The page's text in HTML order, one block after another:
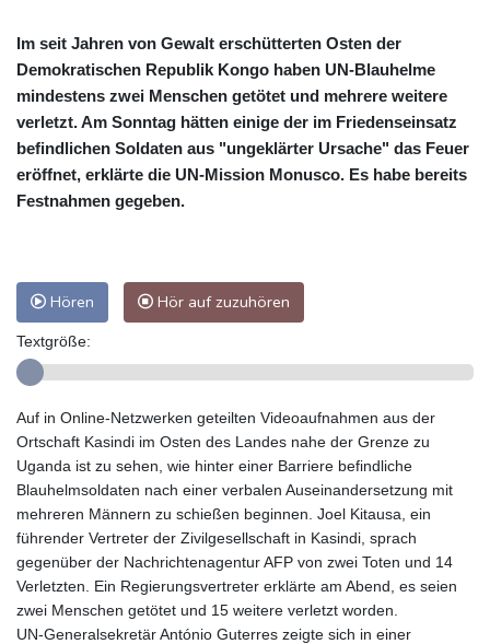
Im seit Jahren von Gewalt erschütterten Osten der
Demokratischen Republik Kongo haben UN-Blauhelme
mindestens zwei Menschen getötet und mehrere weitere
verletzt. Am Sonntag hätten einige der im Friedenseinsatz
befindlichen Soldaten aus "ungeklärter Ursache" das Feuer
eröffnet, erklärte die UN-Mission Monusco. Es habe bereits
Festnahmen gegeben.
Hören Hör auf zuzuhören
Textgröße:
Auf in Online-Netzwerken geteilten Videoaufnahmen aus der
Ortschaft Kasindi im Osten des Landes nahe der Grenze zu
Uganda ist zu sehen, wie hinter einer Barriere befindliche
Blauhelmsoldaten nach einer verbalen Auseinandersetzung mit
mehreren Männern zu schießen beginnen. Joel Kitausa, ein
führender Vertreter der Zivilgesellschaft in Kasindi, sprach
gegenüber der Nachrichtenagentur AFP von zwei Toten und 14
Verletzten. Ein Regierungsvertreter erklärte am Abend, es seien
zwei Menschen getötet und 15 weitere verletzt worden.
UN-Generalsekretär António Guterres zeigte sich in einer